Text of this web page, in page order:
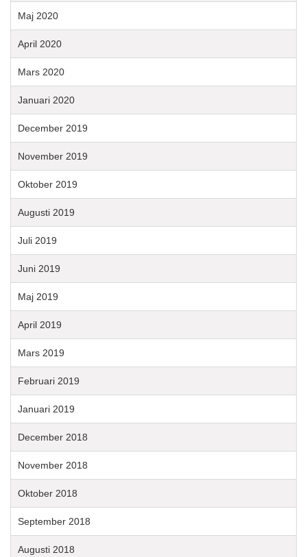
Maj 2020
April 2020
Mars 2020
Januari 2020
December 2019
November 2019
Oktober 2019
Augusti 2019
Juli 2019
Juni 2019
Maj 2019
April 2019
Mars 2019
Februari 2019
Januari 2019
December 2018
November 2018
Oktober 2018
September 2018
Augusti 2018